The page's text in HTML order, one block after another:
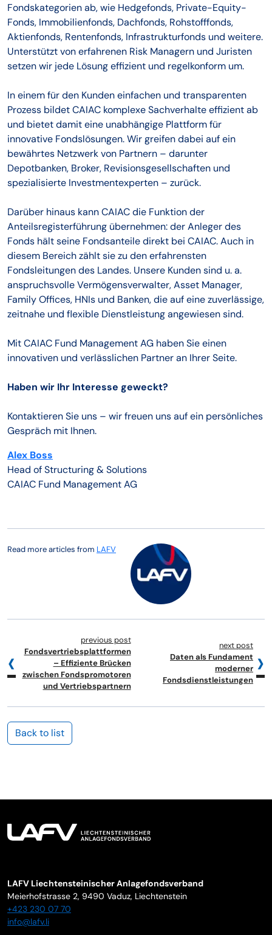
Fondskategorien ab, wie Hedgefonds, Private-Equity-
Fonds, Immobilienfonds, Dachfonds, Rohstofffonds,
Aktienfonds, Rentenfonds, Infrastrukturfonds und weitere.
Unterstützt von erfahrenen Risk Managern und Juristen
setzen wir jede Lösung effizient und regelkonform um.
In einem für den Kunden einfachen und transparenten
Prozess bildet CAIAC komplexe Sachverhalte effizient ab
und bietet damit eine unabhängige Plattform für
innovative Fondslösungen. Wir greifen dabei auf ein
bewährtes Netzwerk von Partnern – darunter
Depotbanken, Broker, Revisionsgesellschaften und
spezialisierte Investmentexperten – zurück.
Darüber hinaus kann CAIAC die Funktion der
Anteilsregisterführung übernehmen: der Anleger des
Fonds hält seine Fondsanteile direkt bei CAIAC. Auch in
diesem Bereich zählt sie zu den erfahrensten
Fondsleitungen des Landes. Unsere Kunden sind u. a.
anspruchsvolle Vermögensverwalter, Asset Manager,
Family Offices, HNIs und Banken, die auf eine zuverlässige,
zeitnahe und flexible Dienstleistung angewiesen sind.
Mit CAIAC Fund Management AG haben Sie einen
innovativen und verlässlichen Partner an Ihrer Seite.
Haben wir Ihr Interesse geweckt?
Kontaktieren Sie uns – wir freuen uns auf ein persönliches
Gespräch mit Ihnen.
Alex Boss
Head of Structuring & Solutions
CAIAC Fund Management AG
Read more articles from LAFV
previous post
Fondsvertriebsplattformen
– Effiziente Brücken
zwischen Fondspromotoren
und Vertriebspartnern
next post
Daten als Fundament
moderner
Fondsdienstleistungen
Back to list
LAFV Liechtensteinischer Anlagefondsverband
Meierhofstrasse 2, 9490 Vaduz, Liechtenstein
+423 230 07 70
info@lafv.li